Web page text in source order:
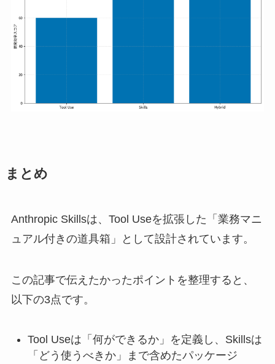
まとめ
Anthropic Skillsは、Tool Useを拡張した「業務マニ
ュアル付きの道具箱」として設計されています。
この記事で伝えたかったポイントを整理すると、
以下の3点です。
Tool Useは「何ができるか」を定義し、Skillsは
「どう使うべきか」まで含めたパッケージ